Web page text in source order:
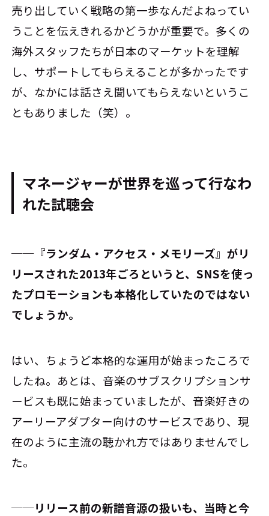
売り出していく戦略の第一歩なんだよねってい
うことを伝えきれるかどうかが重要で。多くの
海外スタッフたちが日本のマーケットを理解
し、サポートしてもらえることが多かったです
が、なかには話さえ聞いてもらえないというこ
ともありました（笑）。
マネージャーが世界を巡って行なわ
れた試聴会
──『ランダム・アクセス・メモリーズ』がリ
リースされた2013年ごろというと、SNSを使っ
たプロモーションも本格化していたのではない
でしょうか。
はい、ちょうど本格的な運用が始まったころで
したね。あとは、音楽のサブスクリプションサ
ービスも既に始まっていましたが、音楽好きの
アーリーアダプター向けのサービスであり、現
在のように主流の聴かれ方ではありませんでし
た。
──リリース前の新譜音源の扱いも、当時と今